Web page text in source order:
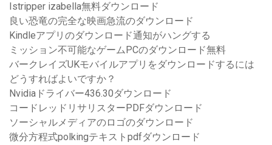
Istripper izabella無料ダウンロード
良い恐竜の完全な映画急流のダウンロード
Kindleアプリのダウンロード通知がハングする
ミッション不可能なゲームPCのダウンロード無料
バークレイズUKモバイルアプリをダウンロードするには
どうすればよいですか？
Nvidiaドライバー436.30ダウンロード
コードレッドリサリスターPDFダウンロード
ソーシャルメディアのロゴのダウンロード
微分方程式polkingテキストpdfダウンロード